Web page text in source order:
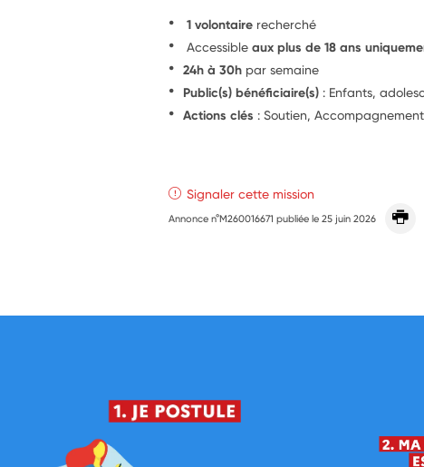
1 volontaire recherché
Accessibleaux plus de 18 ans
24h à 30h par semaine
Public(s) bénéficiaire(s) : Enfants,
Actions clés : Soutien,
Signaler cette mission
Annonce n°M260016671 publiée le25 juin 2026